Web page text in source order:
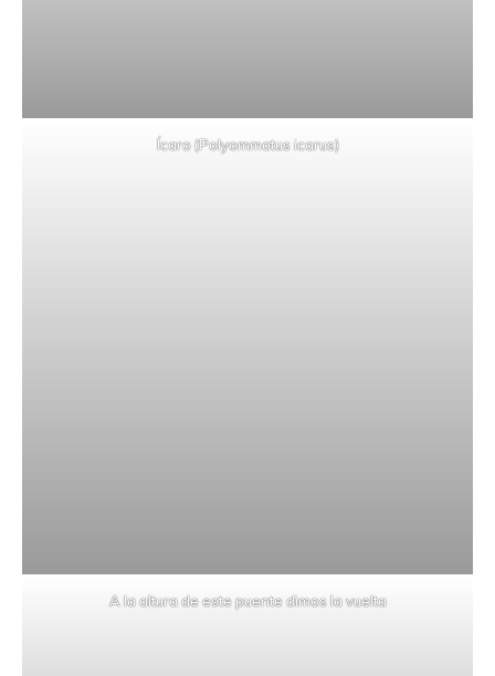
Ícaro (Polyommatus icarus)
A la altura de este puente dimos la vuelta